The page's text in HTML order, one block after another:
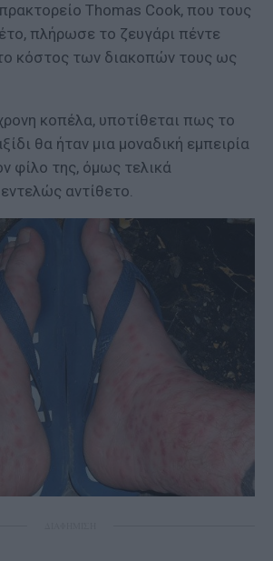
Thomas Cook, που τους
πλήρωσε το ζευγάρι πέντε
κόστος των διακοπών τους ως
κοπέλα, υποτίθεται πως το
θα ήταν μια μοναδική εμπειρία
φίλο της, όμως τελικά
αντίθετο.